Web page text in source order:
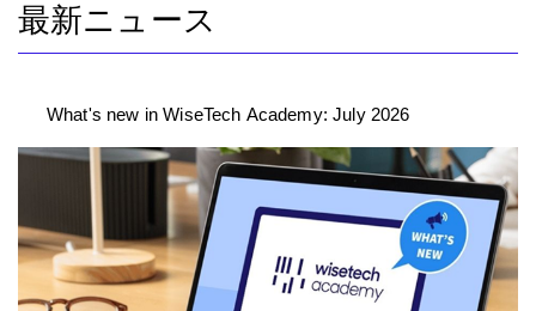
最新ニュース
What's new in WiseTech Academy: July 2026